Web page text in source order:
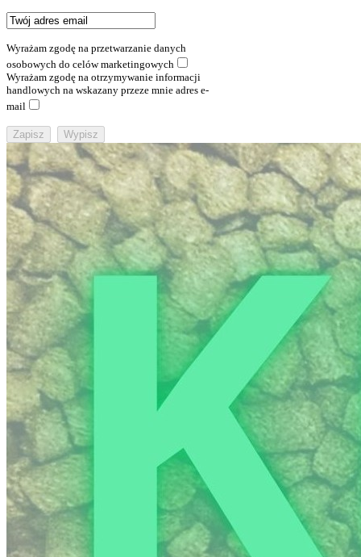
Wyrażam zgodę na przetwarzanie danych
osobowych do celów marketingowych
Wyrażam zgodę na otrzymywanie informacji
handlowych na wskazany przeze mnie adres e-
mail